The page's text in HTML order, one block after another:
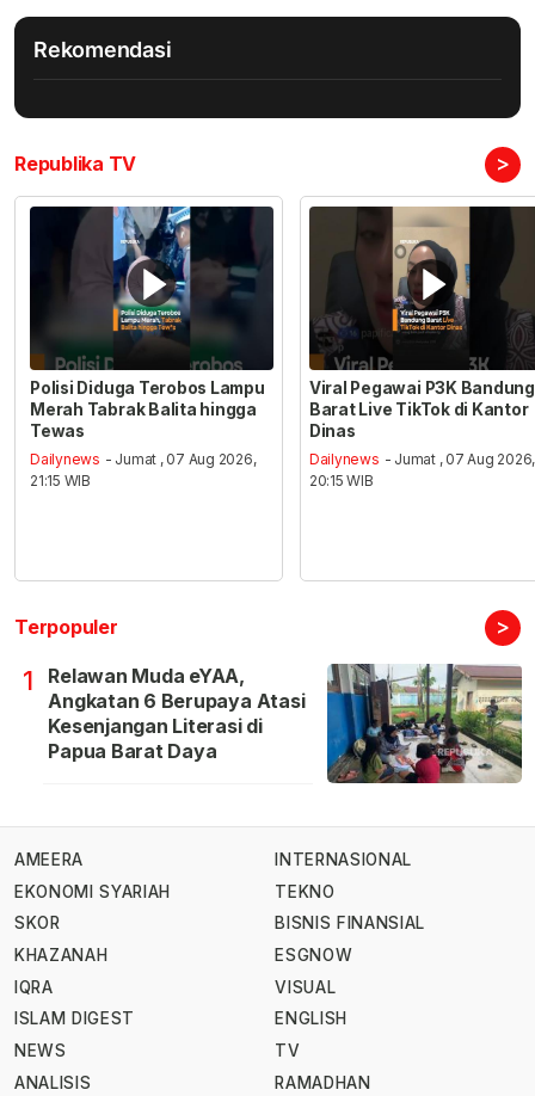
Rekomendasi
Republika TV >
Polisi Diduga Terobos Lampu
Merah Tabrak Balita hingga
Tewas
Dailynews - Jumat , 07 Aug 2026,
21:15 WIB
Viral Pegawai P3K Bandung
Barat Live TikTok di Kantor
Dinas
Dailynews - Jumat , 07 Aug 2026,
20:15 WIB
Terpopuler >
1
Relawan Muda eYAA,
Angkatan 6 Berupaya Atasi
Kesenjangan Literasi di
Papua Barat Daya
AMEERA
EKONOMI SYARIAH
SKOR
KHAZANAH
IQRA
ISLAM DIGEST
NEWS
ANALISIS
INTERNASIONAL
TEKNO
BISNIS FINANSIAL
ESGNOW
VISUAL
ENGLISH
TV
RAMADHAN